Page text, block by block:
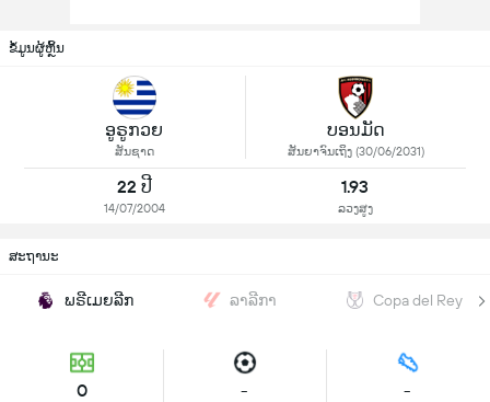
ຂໍ້ມູນຜູ້ຫຼິ້ນ
ອູຣູກວຍ
ສັນຊາດ
ບອນມັດ
ສັນຍາຈົນເຖິງ (30/06/2031)
22 ປີ
14/07/2004
1.93
ລວງສູງ
ສະຖານະ
ພຣີເມຍລີກ ລາລີກາ Copa del Rey
0 - -